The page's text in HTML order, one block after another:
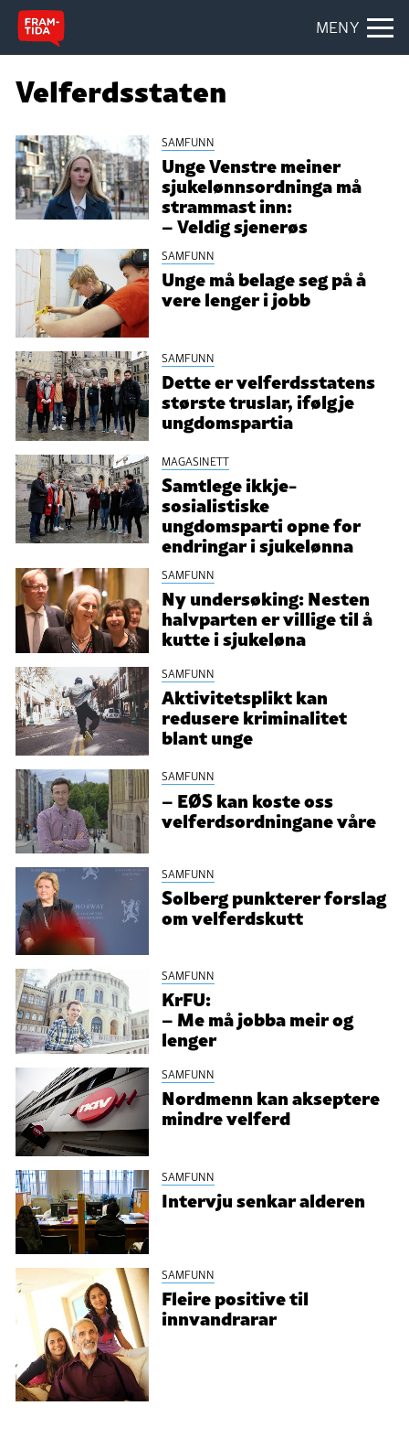
MENY
Velferdsstaten
SAMFUNN
Unge Venstre meiner
sjukelønnsordninga må
strammast inn:
– Veldig sjenerøs
SAMFUNN
Unge må belage seg på å
vere lenger i jobb
SAMFUNN
Dette er velferdsstatens
største truslar, ifølgje
ungdomspartia
MAGASINETT
Samtlege ikkje-
sosialistiske
ungdomsparti opne for
endringar i sjukelønna
SAMFUNN
Ny undersøking: Nesten
halvparten er villige til å
kutte i sjukeløna
SAMFUNN
Aktivitetsplikt kan
redusere kriminalitet
blant unge
SAMFUNN
– EØS kan koste oss
velferdsordningane våre
SAMFUNN
Solberg punkterer forslag
om velferdskutt
SAMFUNN
KrFU:
– Me må jobba meir og
lenger
SAMFUNN
Nordmenn kan akseptere
mindre velferd
SAMFUNN
Intervju senkar alderen
SAMFUNN
Fleire positive til
innvandrarar